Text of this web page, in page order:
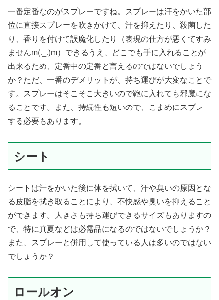
一番定番なのがスプレーですね。スプレーは汗をかいた部
位に直接スプレーを吹きかけて、汗を抑えたり、殺菌した
り、香りを付けて誤魔化したり（表現の仕方が悪くてすみ
ませんm(._.)m）できるうえ、どこでも手に入れることが
出来るため、定番中の定番と言えるのではないでしょう
か？ただ、一番のデメリットが、持ち運びが大変なことで
す。スプレーはそこそこ大きいので鞄に入れても邪魔にな
ることです。また、持続性も短いので、こまめにスプレー
する必要もあります。
シート
シートは汗をかいた後に体を拭いて、汗や臭いの原因とな
る皮脂を拭き取ることにより、不快感や臭いを抑えること
ができます。大きさも持ち運びできるサイズもありますの
で、特に真夏などは必需品になるのではないでしょうか？
また、スプレーと併用して使っている人は多いのではない
でしょうか？
ロールオン